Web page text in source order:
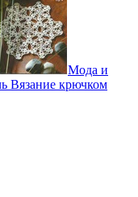
Мода и
Вязание крючком